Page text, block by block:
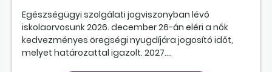
Egészségügyi szolgálati jogviszonyban lévő
iskolaorvosunk 2026. december 26-án eléri a nők
kedvezményes öregségi nyugdíjára jogosító időt,
melyet határozattal igazolt. 2027....